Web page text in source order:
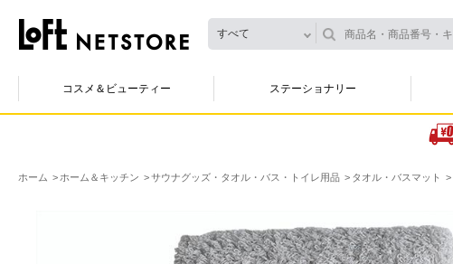
すべて
コスメ＆ビューティー ステーショナリー
ホーム ホーム＆キッチン サウナグッズ・タオル・バス・トイレ用品 タオル・バスマット